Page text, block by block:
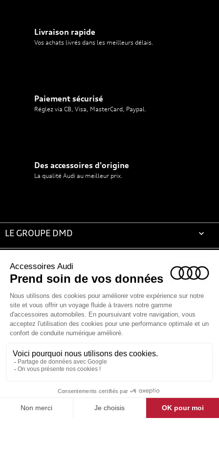
Livraison rapide
Vos achats livrés dans les meilleurs délais.
Paiement sécurisé
Réglez via CB, Visa, MasterCard, Paypal.
Des accessoires d'origine
La qualité Audi au meilleur prix.
LE GROUPE DMD 
LA BOUTIQUE
ESPACE CLIENT
CONTACT & AIDE
© Groupe DMD 2025
Pensez à covoiturer
#SeDeplacerMoinsPolluer